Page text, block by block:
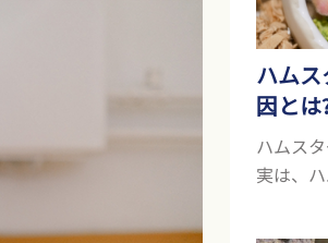
ハム
因と
処方
ハムス
実は、